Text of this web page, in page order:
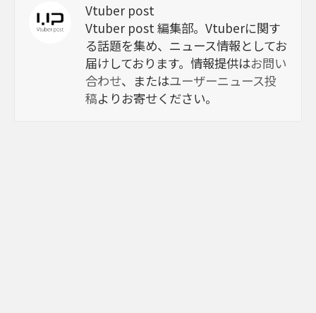
Vtuber post
Vtuber post 編集部。Vtuberに関す
る話題を集め、ニュース情報としてお
届けしております。情報提供はお問い
合わせ、またはユーザーニュース投
稿よりお寄せください。